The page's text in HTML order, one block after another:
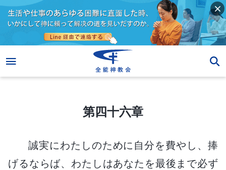
第四十六章
誠実にわたしのために自分を費やし、捧
げるならば、わたしはあなたを最後まで必ず